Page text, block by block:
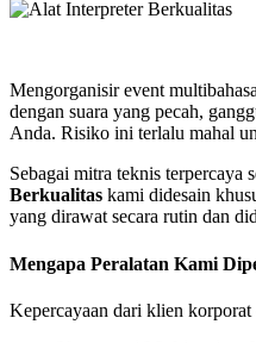
Mengorganisir event
dengan suara yang pecah,
Anda. Risiko ini terlalu mahal
Sebagai mitra teknis terpercaya
Berkualitas kami didesain
yang dirawat secara rutin dan
Mengapa Peralatan Kami
Kepercayaan dari klien